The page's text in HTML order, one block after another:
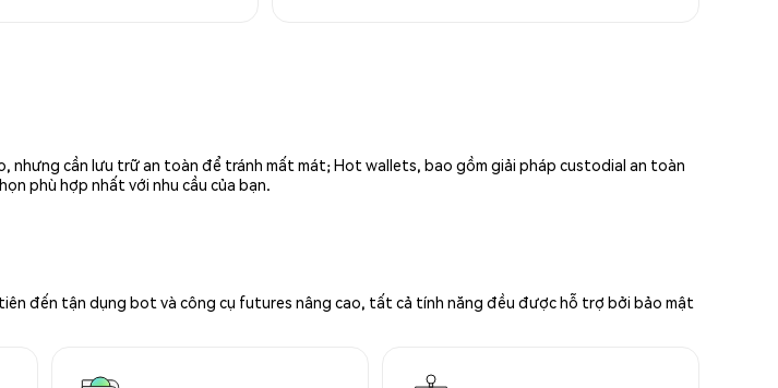
nhưng cần lưu trữ an toàn để tránh mất mát; Hot wallets, bao gồm giải pháp custodial an toàn
phù hợp nhất với nhu cầu của bạn.
đến tận dụng bot và công cụ futures nâng cao, tất cả tính năng đều được hỗ trợ bởi bảo mật